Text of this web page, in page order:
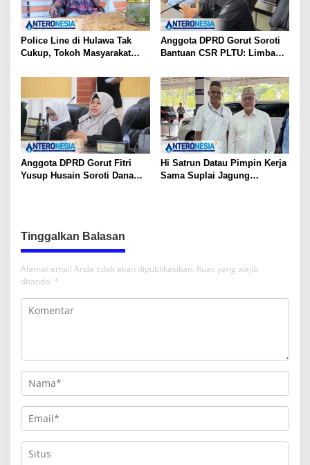
Police Line di Hulawa Tak
Cukup, Tokoh Masyarakat
Anggota DPRD Gorut Soroti
Bantuan CSR PLTU: Limbah
Kesehatan Warga Terancam
Anggota DPRD Gorut Fitri
Yusup Husain Soroti Dana
Hi Satrun Datau Pimpin Kerja
Sama Suplai Jagung
Tinggalkan Balasan
Alamat email Anda tidak akan dipublikasikan. Ruas yang wajib
ditandai *